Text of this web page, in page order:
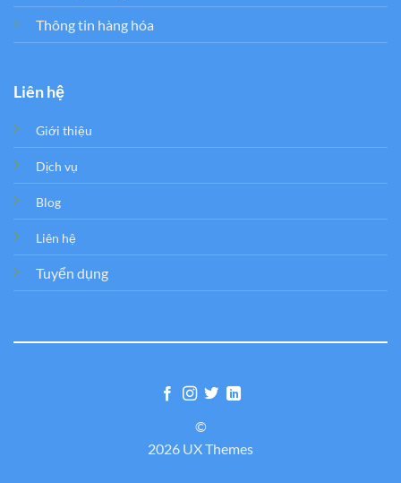
Thông tin hàng hóa
Liên hệ
Giới thiệu
Dịch vụ
Blog
Liên hệ
Tuyển dụng
©
2026 UX Themes